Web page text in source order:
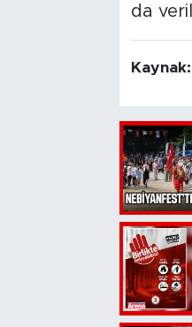
da
Kaynak: